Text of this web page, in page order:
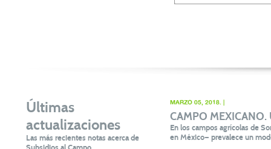
Últimas
actualizaciones
Las más recientes notas acerca de
MARZO 05, 2018. |
CAMPO
En los campos agrícolas de
en México— prevalece un